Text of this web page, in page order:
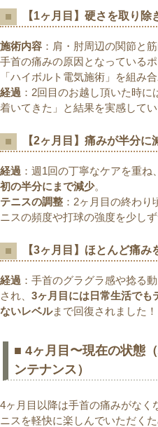
【1ヶ月目】硬さを取り除
施術内容 ：肩・肘周辺の関節と
手首の痛みの原因となっている
「ハイボルト電気施術」を組み合
経過 ：2回目のお越し頂いた時
着いてきた」と結果を実感してい
【2ヶ月目】痛みが半分
経過 ：週1回の丁寧なケアを重
初の半分にまで減少。
テニスの調整 ：2ヶ月目の終わ
ニスの頻度や打球の強度を少し
【3ヶ月目】ほとんど痛み
経過 ：手首のグラグラ感や捻る
され、 3ヶ月目には日常生活でも
ないレベルまで回復されました！
■ 4ヶ月目〜現在の状態
ンテナンス）
4ヶ月目以降は手首の痛みがなく
ニスを軽快に楽しんでいただく